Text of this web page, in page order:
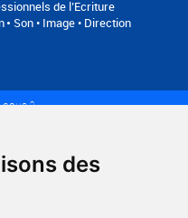
des
de l’Ecriture
Son • Image • Direction
?